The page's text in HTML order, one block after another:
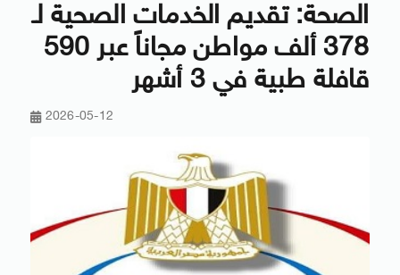
الصحة: تقديم الخدمات الصحية لـ
378 ألف مواطن مجاناً عبر 590
قافلة طبية في 3 أشهر
2026-05-12